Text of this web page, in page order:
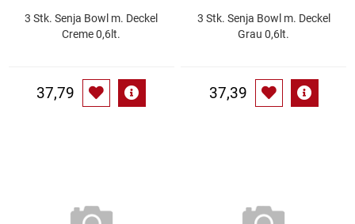
Schinken
3 Stk. Senja Bowl m. Deckel
Creme 0,6lt.
37,79
3 Stk. Senja Bowl m. Deckel
Grau 0,6lt.
37,39